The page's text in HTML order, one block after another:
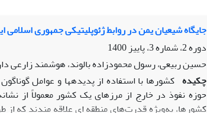
جایگاه شیعیان یمن در روابط ژئوپلیتیکی جمهوری اسلامی ایران
دوره 2، شماره 3، پاییز 1400
حسین ربیعی، رسول محمودزاده بالوند، هوشمند زارعی
چکیده کشورها با استفاده از پدیدهها و عوامل
حوزه نفوذ در خارج از مرزهای یک کشور معمولاً از
کشورها، به‌ویژه قدرت‌های منطقه ای علاقه مندند که